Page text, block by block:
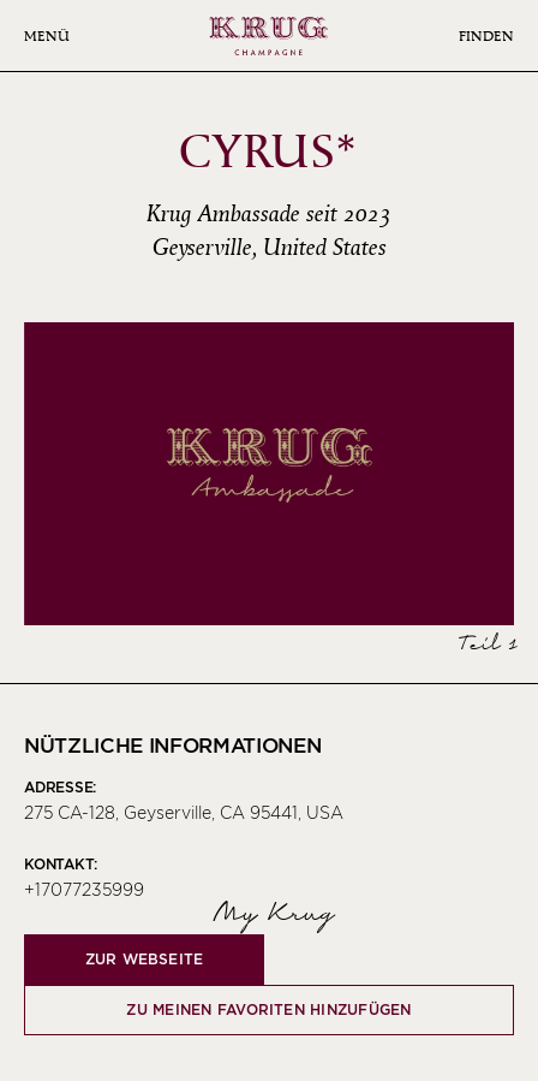
MENÜ FINDEN
CYRUS*
Krug Ambassade seit 2023
Geyserville, United States
Teil 1
NÜTZLICHE INFORMATIONEN
ADRESSE:
275 CA-128, Geyserville, CA 95441, USA
KONTAKT:
+17077235999
My Krug
ZUR WEBSEITE
ZU MEINEN FAVORITEN HINZUFÜGEN